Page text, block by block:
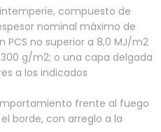
compuesto de
nominal máximo de
no superior a 8,0 MJ/m2
g/m2; o una capa delgada
a los indicados
frente al fuego
borde, con arreglo a la